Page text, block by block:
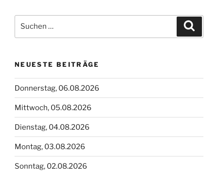
nach:
NEUESTE BEITRÄGE
Donnerstag, 06.08.2026
Mittwoch, 05.08.2026
Dienstag, 04.08.2026
Montag, 03.08.2026
Sonntag, 02.08.2026